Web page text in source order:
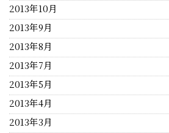
2013年10月
2013年9月
2013年8月
2013年7月
2013年5月
2013年4月
2013年3月